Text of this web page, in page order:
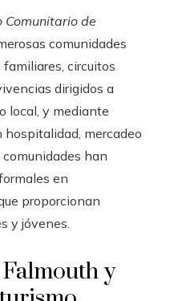
Comunitario de
comunidades
circuitos
dirigidos a
local, y mediante
hospitalidad, mercadeo
han
en
proporcionan
y jóvenes.
y